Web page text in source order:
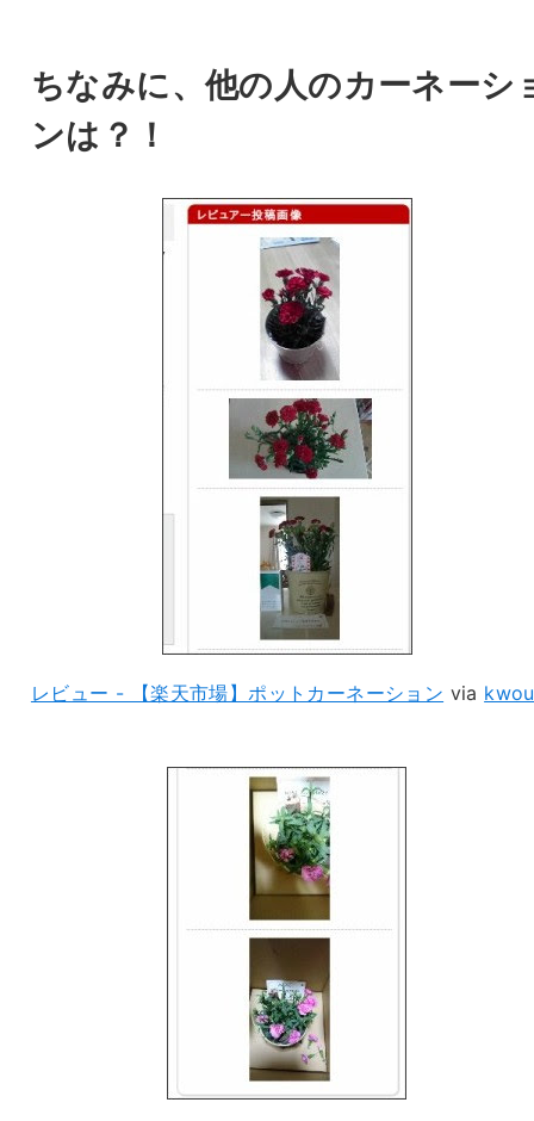
ちなみに、他の人のカーネーシ
ンは？！
レビュー - 【楽天市場】ポットカーネーション via